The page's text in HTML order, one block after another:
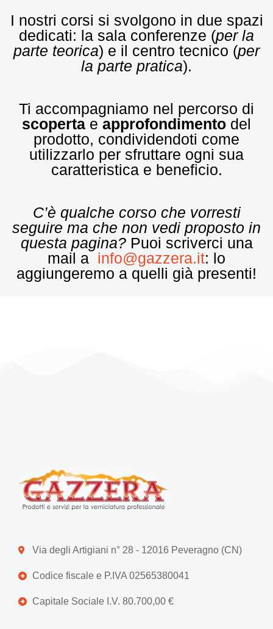
I nostri corsi si svolgono in due spazi
dedicati: la sala conferenze (per la
parte teorica) e il centro tecnico (per
la parte pratica).
Ti accompagniamo nel percorso di
scoperta e approfondimento del
prodotto, condividendoti come
utilizzarlo per sfruttare ogni sua
caratteristica e beneficio.
C’è qualche corso che vorresti
seguire ma che non vedi proposto in
questa pagina?Puoi scriverci una
mail a info@gazzera.it: lo
aggiungeremo a quelli già presenti!
Via degli Artigiani n° 28 - 12016 Peveragno (CN)
Codice fiscale e P.IVA 02565380041
Capitale Sociale I.V. 80.700,00 €